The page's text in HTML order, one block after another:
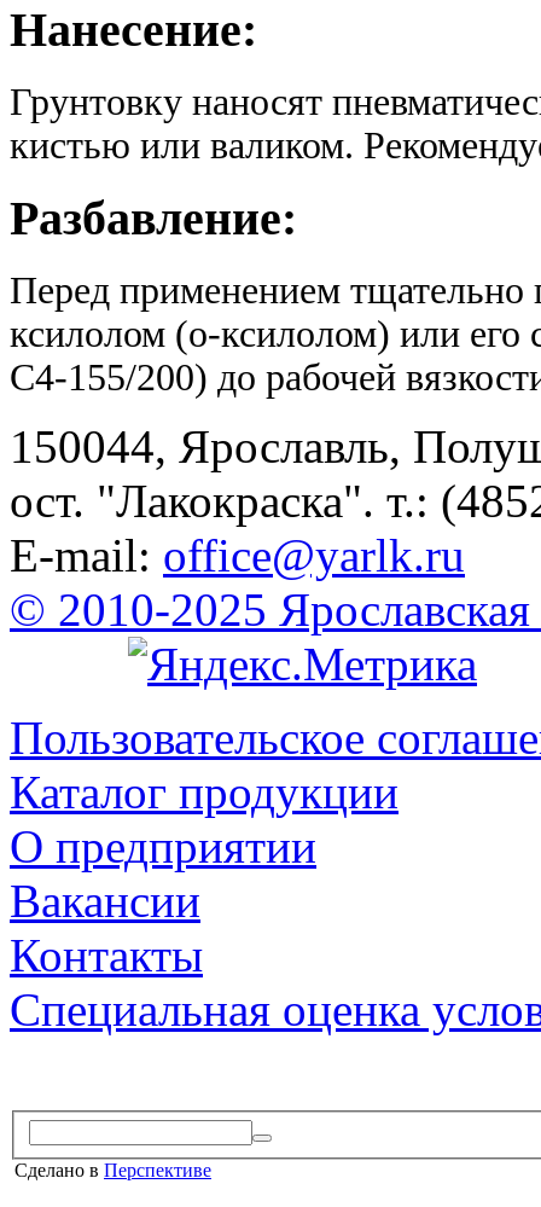
Нанесение:
Грунтовку наносят
кистью или валиком.
Разбавление:
Перед применением тщательно
ксилолом (о-ксилолом) или
С4-155/200) до рабочей
150044, Ярославль,
ост. "Лакокраска". т.:
E-mail: office@yarlk.ru
© 2010-2025
Пользовательское
Каталог продукции
О предприятии
Вакансии
Контакты
Специальная оценка
Сделано в Перспективе